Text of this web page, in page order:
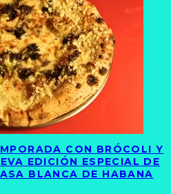
CON BRÓCOLI Y
EDICIÓN ESPECIAL DE
BLANCA DE HABANA